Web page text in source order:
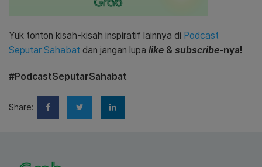
Yuk tonton kisah-kisah inspiratif lainnya di Podcast
Seputar Sahabat dan jangan lupa like & subscribe-nya!
#PodcastSeputarSahabat
Share: